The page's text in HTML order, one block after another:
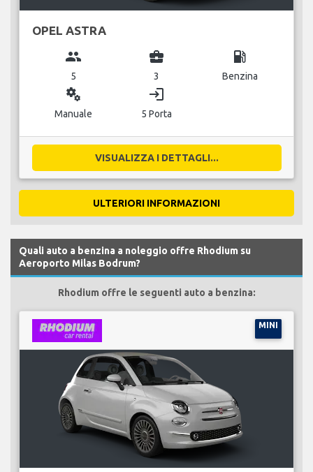
OPEL ASTRA
group
5
business_center
3
local_gas_station
Benzina
miscellaneous_services
Manuale
login
5 Porta
VISUALIZZA I DETTAGLI...
ULTERIORI INFORMAZIONI
Quali auto a benzina a noleggio offre Rhodium su
Aeroporto Milas Bodrum?
Rhodium offre le seguenti auto a benzina:
MINI